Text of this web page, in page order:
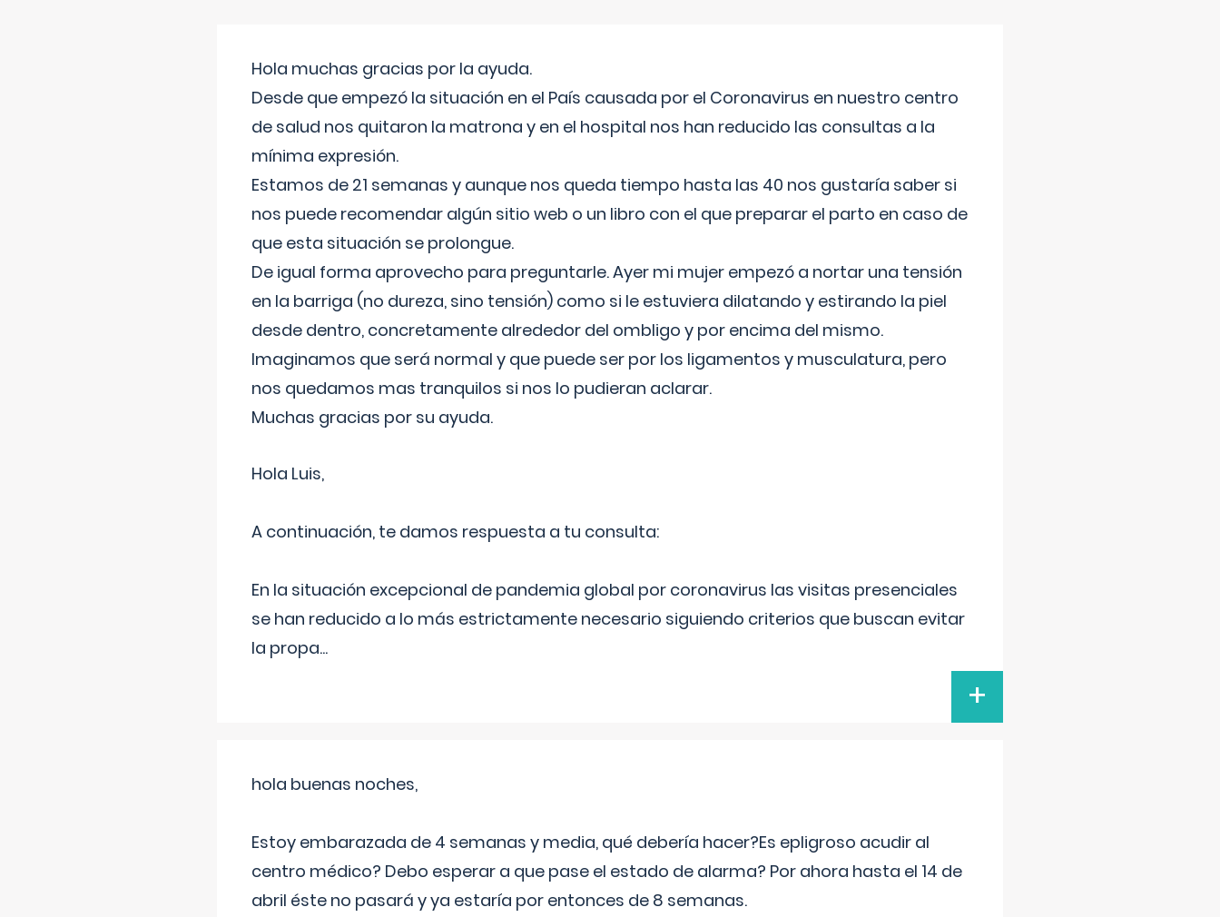
Hola muchas gracias por la ayuda.
Desde que empezó la situación en el País causada por el Coronavirus en nuestro centro
de salud nos quitaron la matrona y en el hospital nos han reducido las consultas a la
mínima expresión.
Estamos de 21 semanas y aunque nos queda tiempo hasta las 40 nos gustaría saber si
nos puede recomendar algún sitio web o un libro con el que preparar el parto en caso de
que esta situación se prolongue.
De igual forma aprovecho para preguntarle. Ayer mi mujer empezó a nortar una tensión
en la barriga (no dureza, sino tensión) como si le estuviera dilatando y estirando la piel
desde dentro, concretamente alrededor del ombligo y por encima del mismo.
Imaginamos que será normal y que puede ser por los ligamentos y musculatura, pero
nos quedamos mas tranquilos si nos lo pudieran aclarar.
Muchas gracias por su ayuda.
Hola Luis,
A continuación, te damos respuesta a tu consulta:
En la situación excepcional de pandemia global por coronavirus las visitas presenciales
se han reducido a lo más estrictamente necesario siguiendo criterios que buscan evitar
la propa...
+
hola buenas noches,
Estoy embarazada de 4 semanas y media, qué debería hacer?Es epligroso acudir al
centro médico? Debo esperar a que pase el estado de alarma? Por ahora hasta el 14 de
abril éste no pasará y ya estaría por entonces de 8 semanas.